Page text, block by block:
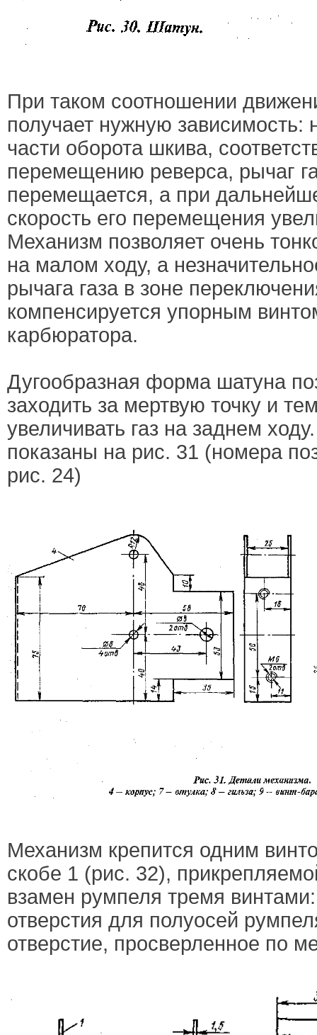
При таком соотношении
получает нужную зависимость:
части оборота шкива,
перемещению реверса, рычаг
перемещается, а при
скорость его перемещения
Механизм позволяет очень
на малом ходу, а
рычага газа в зоне
компенсируется упорным
карбюратора.
Дугообразная форма шатуна
заходить за мертвую точку и
увеличивать газ на заднем
показаны на рис. 31 (номера
рис. 24)
Механизм крепится одним
скобе 1 (рис. 32),
взамен румпеля тремя
отверстия для полуосей
отверстие, просверленное по